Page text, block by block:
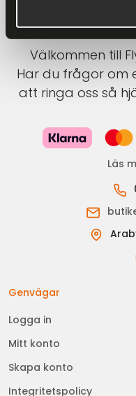
Välkommen till
Har du frågor om
att ringa oss så
Läs
Genvägar
Logga in
Mitt konto
Skapa konto
Integritetspolicy